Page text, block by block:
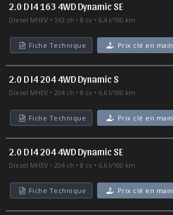
2.0 D I4 163 4WD Dynamic SE
Diesel MHEV 163 ch 8 cv 6,4 l/100 km
Fiche Technique Prix clé en main
2.0 D I4 204 4WD Dynamic S
Diesel MHEV 204 ch 8 cv 6,6 l/100 km
Fiche Technique Prix clé en main
2.0 D I4 204 4WD Dynamic SE
Diesel MHEV 204 ch 8 cv 6,6 l/100 km
Fiche Technique Prix clé en main